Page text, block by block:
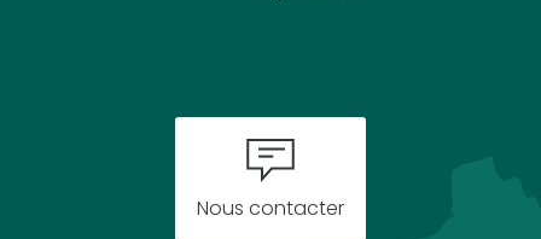
Nous contacter